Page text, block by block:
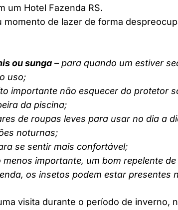
um Hotel Fazenda RS.
de lazer de forma
ou sunga – para quando um estiver
uso;
importante não esquecer do protetor
da piscina;
de roupas leves para usar no dia a
noturnas;
se sentir mais confortável;
menos importante, um bom repelente
os insetos podem estar presentes
visita durante o período de inverno,